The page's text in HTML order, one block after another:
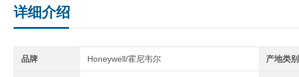
详细介绍
品牌 Honeywell/霍尼韦尔 产地类别